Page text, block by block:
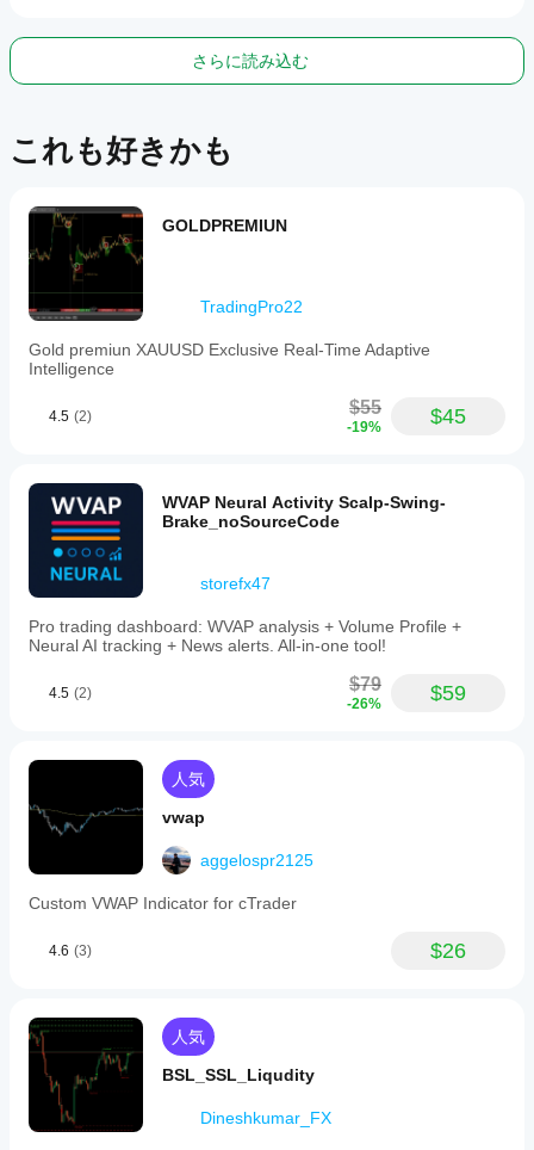
to
decision-
making
with
coded
zones
and
trend
lines.
インジケーターのプロフィール
イ
ン
の
パ
タ
ー
種
シグナル
デ
ティックデータ
取引高
外部データ
サ
さらに読み込む
これも好きかも
GOLDPREMIUN
TradingPro22
Gold premiun XAUUSD Exclusive Real-Time Adaptive
Intelligence
4.5 (2) $55
-19% $45
WVAP Neural Activity Scalp-Swing-
Brake_noSourceCode
storefx47
Pro trading dashboard: WVAP analysis + Volume Profile +
Neural AI tracking + News alerts. All-in-one tool!
4.5 (2) $79
-26% $59
人気
vwap
aggelospr2125
Custom VWAP Indicator for cTrader
4.6 (3) $26
人気
BSL_SSL_Liqudity
Dineshkumar_FX